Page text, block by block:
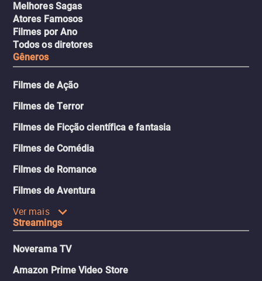
Melhores Sagas
Atores Famosos
Filmes por Ano
Todos os diretores
Gêneros
Filmes de Ação
Filmes de Terror
Filmes de Ficção científica e fantasia
Filmes de Comédia
Filmes de Romance
Filmes de Aventura
Ver mais
Streamings
Noverama TV
Amazon Prime Video Store